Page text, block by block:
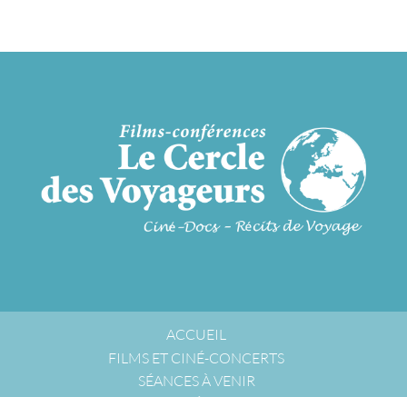
ACCUEIL
FILMS ET CINÉ-CONCERTS
SÉANCES À VENIR